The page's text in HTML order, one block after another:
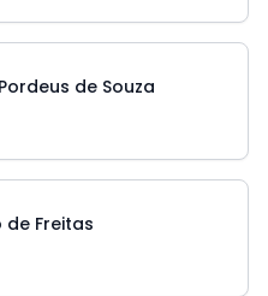
de Souza
de Freitas